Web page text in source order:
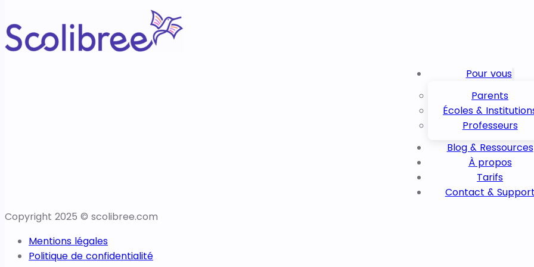
Pour vous
Parents
Écoles &
Professeurs
Blog & Ressources
À propos
Tarifs
Contact &
Copyright 2025 © scolibree.com
Mentions légales
Politique de confidentialité